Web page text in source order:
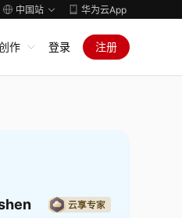
中国站 华为云App
作 登录 注册